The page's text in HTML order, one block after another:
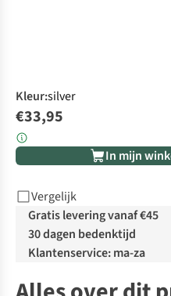
Kleur:silver
€33,95
In mijn
Vergelijk
Gratis levering vanaf €45
30 dagen bedenktijd
Klantenservice: ma-za